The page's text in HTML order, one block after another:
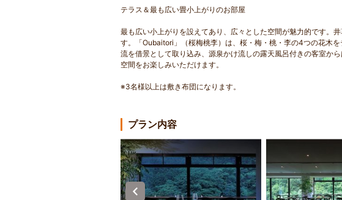
テラス＆最も広い畳小上がりのお部屋
最も広い小上がりを設えてあり、広々とした空間が魅力的です。
す。「Oubaitori」（桜梅桃李）は、桜・梅・桃・李の4つの花木
流を借景として取り込み、源泉かけ流しの露天風呂付きの客室か
空間をお楽しみいただけます。
※3名様以上は敷き布団になります。
プラン内容